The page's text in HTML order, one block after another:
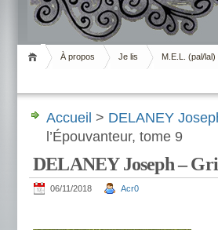
Livrement
À propos Je lis M.E.L. (pal/lal)
Accueil > DELANEY
l’Épouvanteur, tome 9
DELANEY Joseph –
06/11/2018 Acr0